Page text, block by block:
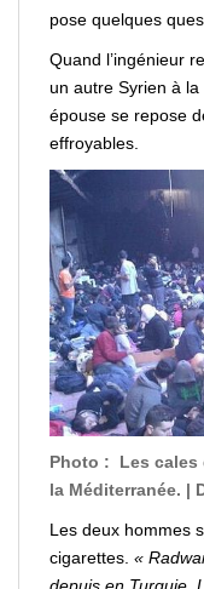
pose quelques
Quand l’ingénieur
un autre Syrien à la
épouse se repose
effroyables.
Photo :
Les cales
la Méditerranée. |
Les deux hommes
cigarettes. «
depuis en Turquie.